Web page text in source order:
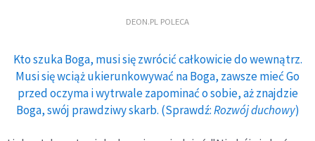
DEON.PL POLECA
Kto szuka Boga, musi się zwrócić całkowicie do wewnątrz.
Musi się wciąż ukierunkowywać na Boga, zawsze mieć Go
przed oczyma i wytrwale zapominać o sobie, aż znajdzie
Boga, swój prawdziwy skarb. (Sprawdź:Rozwój duchowy)